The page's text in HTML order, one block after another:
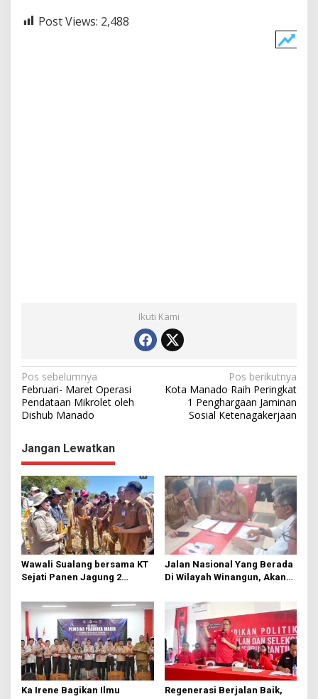
Post Views: 2,488
Ikuti Kami
N
a
v
i
g
a
s
i
p
o
s
Pos sebelumnya
Februari- Maret Operasi
Pendataan Mikrolet oleh
Dishub Manado
Pos berikutnya
Kota Manado Raih Peringkat
1 Penghargaan Jaminan
Sosial Ketenagakerjaan
Jangan Lewatkan
Wawali Sualang bersama KT
Sejati Panen Jagung 2
Jalan Nasional Yang Berada
Di Wilayah Winangun, Akan
Ka Irene Bagikan Ilmu
Regenerasi Berjalan Baik,